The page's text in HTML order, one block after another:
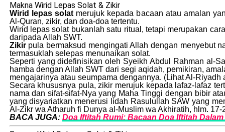
Makna Wirid Lepas Solat & Zikir
Wirid lepas solat merujuk kepada bacaan atau amalan
Al-Quran, zikir, dan doa-doa tertentu.
Wirid lepas solat bukanlah satu ritual, tetapi merupakan
daripada Allah SWT.
Zikirpula bermaksud mengingati Allah dengan menyebut
termasuklah selepas menunaikan solat.
Seperti yang didefinisikan oleh Syeikh Abdul Rahman al-
hamba dengan Allah SWT dari segi aqidah, pemikiran,
mengajarinya atau seumpama dengannya. (Lihat Al-Riyadh
Secara khususnya pula, zikir merujuk kepada lafaz-lafaz
nama dan sifat-sifat-Nya yang Maha Tinggi dengan bibir
yang disyariatkan menerusi lidah Rasulullah SAW yang
Al-Zikr wa Atharuh fi Dunya al-Muslim wa Akhiratih, hlm. 17-
BACA JUGA: Doa Iftitah Rumi: Bacaan Doa Iftitah